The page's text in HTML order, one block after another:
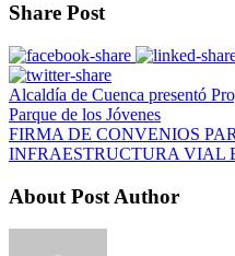
Share Post
Alcaldía de Cuenca presentó
Parque de los Jóvenes
FIRMA DE CONVENIOS
INFRAESTRUCTURA VIAL
About Post Author